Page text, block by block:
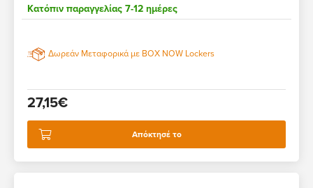
Κατόπιν παραγγελίας 7-12 ημέρες
Δωρεάν Μεταφορικά με BOX NOW Lockers
27,15€
Απόκτησέ το